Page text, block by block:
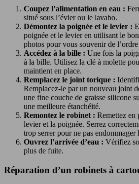
Coupez l’alimentation en eau :
situé sous l’évier ou le lavabo.
Démontez la poignée et le levier :
poignée et le levier en utilisant le
photos pour vous souvenir de
Accédez à la bille : Une fois la
à la bille. Utilisez la clé à molette
maintient en place.
Remplacez le joint torique :
Remplacez-le par un nouveau joint
une fine couche de graisse silicone
une meilleure étanchéité.
Remontez le robinet : Remettez en
levier et la poignée. Serrez
trop serrer pour ne pas endommager
Ouvrez l’arrivée d’eau : Vérifiez
plus de fuite.
Réparation d’un robinets à